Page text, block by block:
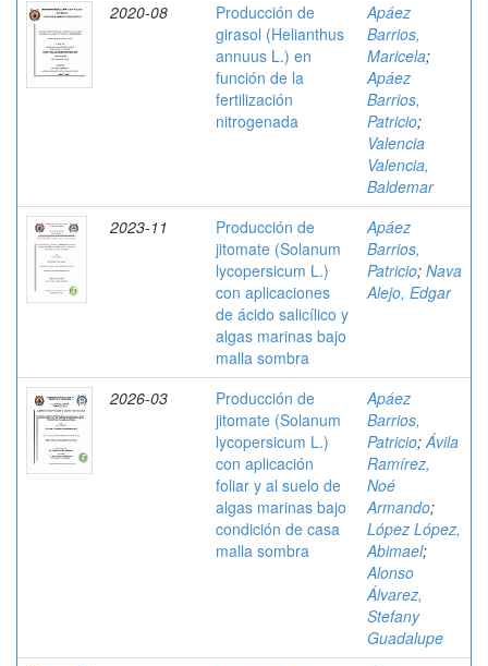
2020-08
Producción de
girasol (Helianthus
annuus L.) en
función de la
fertilización
nitrogenada
Apáez
Barrios,
Maricela;
Apáez
Barrios,
Patricio;
Valencia
Valencia,
Baldemar
2023-11
Producción de
jitomate (Solanum
lycopersicum L.)
con aplicaciones
de ácido salicílico y
algas marinas bajo
malla sombra
Apáez
Barrios,
Patricio; Nava
Alejo, Edgar
2026-03
Producción de
jitomate (Solanum
lycopersicum L.)
con aplicación
foliar y al suelo de
algas marinas bajo
condición de casa
malla sombra
Apáez
Barrios,
Patricio;Ávila
Ramírez,
Noé
Armando;
López López,
Abimael;
Alonso
Álvarez,
Stefany
Guadalupe